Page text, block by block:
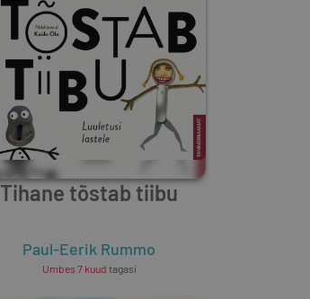
Tihane tõstab tiibu
Paul-Eerik Rummo
Umbes 7 kuud tagasi